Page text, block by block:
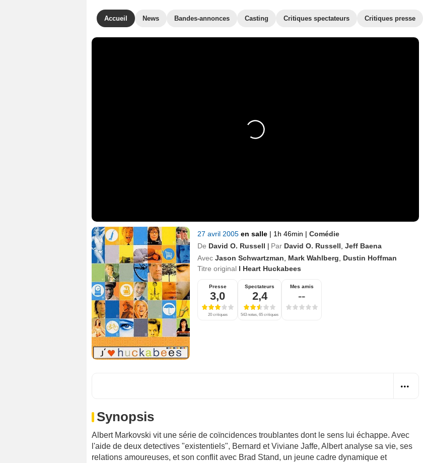
Accueil News Bandes-annonces Casting Critiques spectateurs Critiques presse
27 avril 2005 en salle | 1h 46min | Comédie
De David O. Russell | Par David O. Russell Jeff Baena
Avec Jason Schwartzman Mark Wahlberg
Dustin Hoffman
Titre original I Heart Huckabees
Presse
3,0
20 critiques
Spectateurs
2,4
543 notes, 65 critiques
Mes amis
--
Synopsis
Albert Markovski vit une série de coïncidences troublantes dont le sens lui échappe. Avec
l'aide de deux detectives "existentiels", Bernard et Viviane Jaffe, Albert analyse sa vie, ses
relations amoureuses, et son conflit avec Brad Stand, un jeune cadre dynamique et